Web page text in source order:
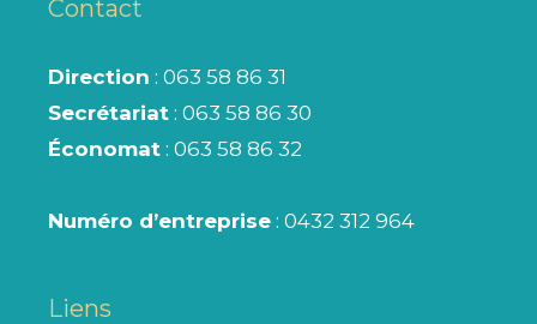
Contact
Direction : 063 58 86 31
Secrétariat : 063 58 86 30
Économat : 063 58 86 32
Numéro d’entreprise : 0432 312 964
Liens